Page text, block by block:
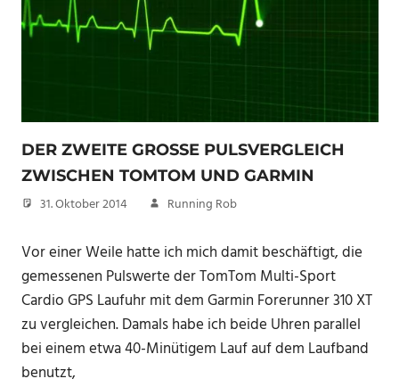
DER ZWEITE GROSSE PULSVERGLEICH Z
WISCHEN TOMTOM UND GARMIN
31. Oktober 2014 Running Rob
Vor einer Weile hatte ich mich damit beschäftigt, die
gemessenen Pulswerte der TomTom Multi-Sport
Cardio GPS Laufuhr mit dem Garmin Forerunner 310 XT
zu vergleichen. Damals habe ich beide Uhren parallel
bei einem etwa 40-Minütigem Lauf auf dem Laufband
benutzt,